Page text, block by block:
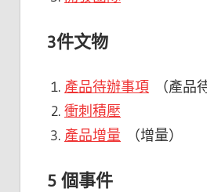
3件文物
產品待辦事項 （產品
衝刺積壓
產品增量 （增量）
5 個事件